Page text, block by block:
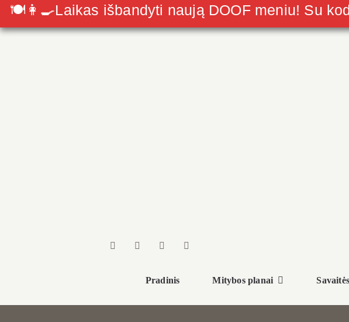
🍽👩‍🍳Laikas išbandyti naują DOOF meniu! Su
Skip
Pradinis Mitybos planai